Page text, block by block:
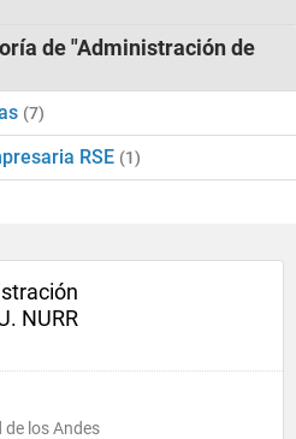
de "Administración de
(7)
RSE (1)
NURR
de los Andes